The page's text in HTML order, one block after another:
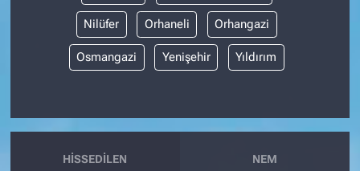
Nilüfer Orhaneli Orhangazi
Osmangazi Yenişehir Yıldırım
HISSEDILEN NEM